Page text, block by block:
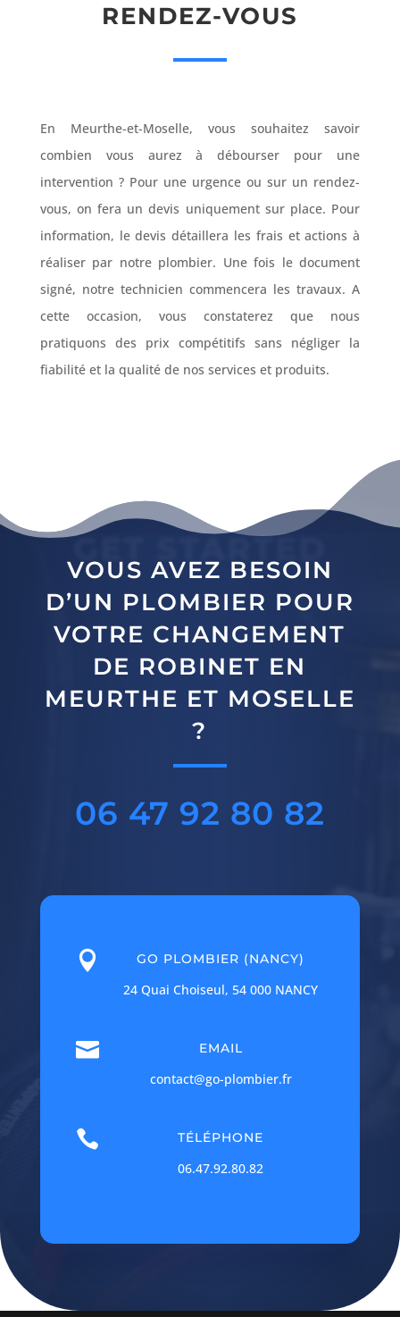
RENDEZ-VOUS
En Meurthe-et-Moselle, vous souhaitez savoir
combien vous aurez à débourser pour une
intervention ? Pour une urgence ou sur un rendez-
vous, on fera un devis uniquement sur place. Pour
information, le devis détaillera les frais et actions à
réaliser par notre plombier. Une fois le document
signé, notre technicien commencera les travaux. A
cette occasion, vous constaterez que nous
pratiquons des prix compétitifs sans négliger la
fiabilité et la qualité de nos services et produits.
GET STARTED
VOUS AVEZ BESOIN
D’UN PLOMBIER POUR
VOTRE CHANGEMENT
DE ROBINET EN
MEURTHE ET MOSELLE
?
06 47 92 80 82
 GO PLOMBIER (NANCY)
24 Quai Choiseul, 54 000 NANCY
 EMAIL
contact@go-plombier.fr
 TÉLÉPHONE
06.47.92.80.82